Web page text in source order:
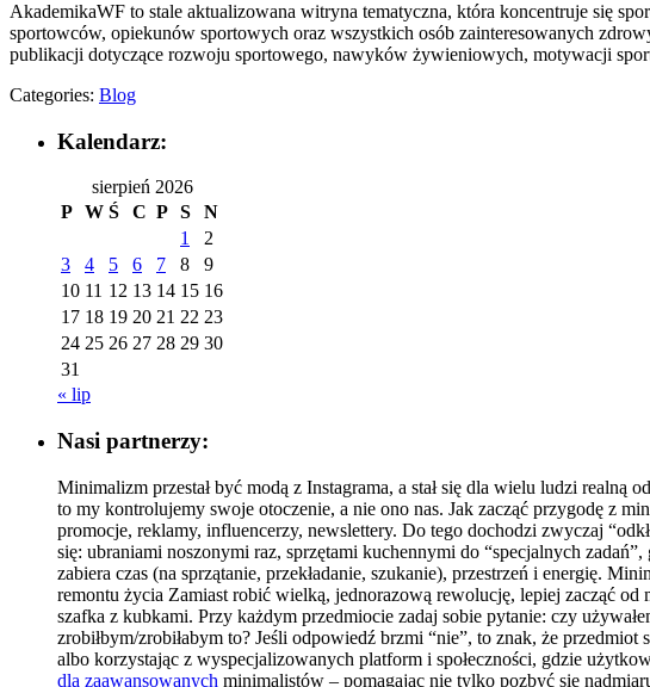
AkademikaWF to stale aktualizowana witryna tematyczna, która koncentruje się
sportowców, opiekunów sportowych oraz wszystkich osób zainteresowanych
publikacji dotyczące rozwoju sportowego, nawyków żywieniowych, motywacji
Categories: Blog
Kalendarz:
sierpień 2026
P W Ś C P S
N
1
2
3
4 5 6 7 8
9
10 11 12 13 14 15 16
17 18 19 20 21 22 23
24 25 26 27 28 29 30
31
« lip
Nasi partnerzy:
Minimalizm przestał być modą z Instagrama, a stał się dla wielu ludzi
to my kontrolujemy swoje otoczenie, a nie ono nas. Jak zacząć przygodę z
promocje, reklamy, influencerzy, newslettery. Do tego dochodzi zwyczaj
się: ubraniami noszonymi raz, sprzętami kuchennymi do “specjalnych
zabiera czas (na sprzątanie, przekładanie, szukanie), przestrzeń i energię.
remontu życia Zamiast robić wielką, jednorazową rewolucję, lepiej zacząć od
szafka z kubkami. Przy każdym przedmiocie zadaj sobie pytanie: czy
zrobiłbym/zrobiłabym to? Jeśli odpowiedź brzmi “nie”, to znak, że
albo korzystając z wyspecjalizowanych platform i społeczności, gdzie
dla zaawansowanych minimalistów – pomagając nie tylko pozbyć się